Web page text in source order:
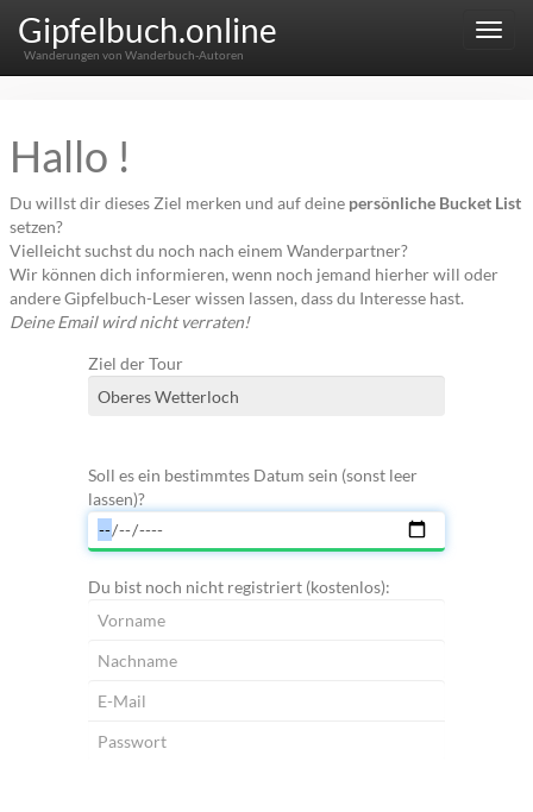
Menu
Gipfelbuch.online
Wanderungen von Wanderbuch-Autoren
Hallo !
Du willst dir dieses Ziel merken und auf deine persönliche Bucket List
setzen?
Vielleicht suchst du noch nach einem Wanderpartner?
Wir können dich informieren, wenn noch jemand hierher will oder
andere Gipfelbuch-Leser wissen lassen, dass du Interesse hast.
Deine Email wird nicht verraten!
Ziel der Tour
Soll es ein bestimmtes Datum sein (sonst leer
lassen)?
Du bist noch nicht registriert (kostenlos):